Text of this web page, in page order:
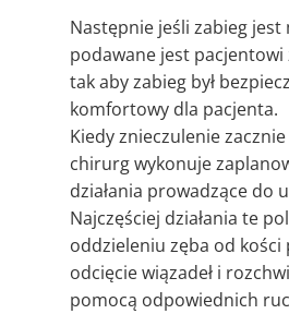
Następnie jeśli zabieg jest
podawane jest pacjentowi
tak aby zabieg był
komfortowy dla pacjenta.
Kiedy znieczulenie zacznie
chirurg wykonuje
działania prowadzące do
Najczęściej działania te
oddzieleniu zęba od kości
odcięcie wiązadeł i
pomocą odpowiednich